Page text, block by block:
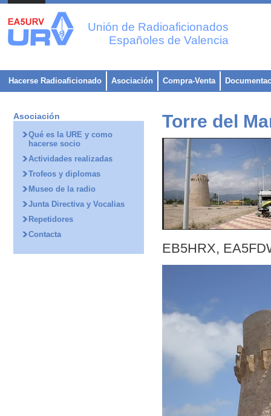
Unión de Radioaficionados
Españoles de Valencia
Hacerse Radioaficionado Asociación Compra-Venta
Torre del
EB5HRX,
Asociación
Qué es la URE y como
hacerse socio
Actividades realizadas
Trofeos y diplomas
Museo de la radio
Junta Directiva y Vocalias
Repetidores
Contacta